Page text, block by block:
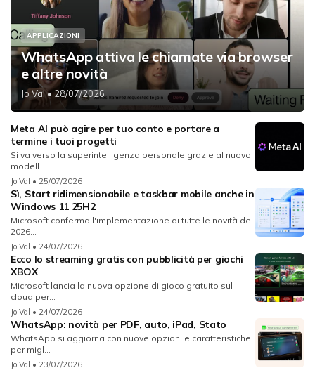
APPLICAZIONI
WhatsApp attiva le chiamate via browser
e altre novità
Jo Val• 28/07/2026
Meta AI può agire per tuo conto e portare a
termine i tuoi progetti
Si va verso la superintelligenza personale grazie al nuovo
modell...
Jo Val • 25/07/2026
Sì, Start ridimensionabile e taskbar mobile anche in
Windows 11 25H2
Microsoft conferma l'implementazione di tutte le novità del
2026...
Jo Val • 24/07/2026
Ecco lo streaming gratis con pubblicità per giochi
XBOX
Microsoft lancia la nuova opzione di gioco gratuito sul
cloud per...
Jo Val • 24/07/2026
WhatsApp: novità per PDF, auto, iPad, Stato
WhatsApp si aggiorna con nuove opzioni e caratteristiche
per migl...
Jo Val • 23/07/2026